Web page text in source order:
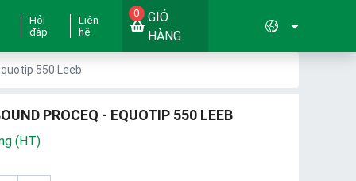
Hỏi
đáp
Liên
hệ
GIỎ
HÀNG
0
550 Leeb
PROCEQ - EQUOTIP 550 LEEB
(HT)